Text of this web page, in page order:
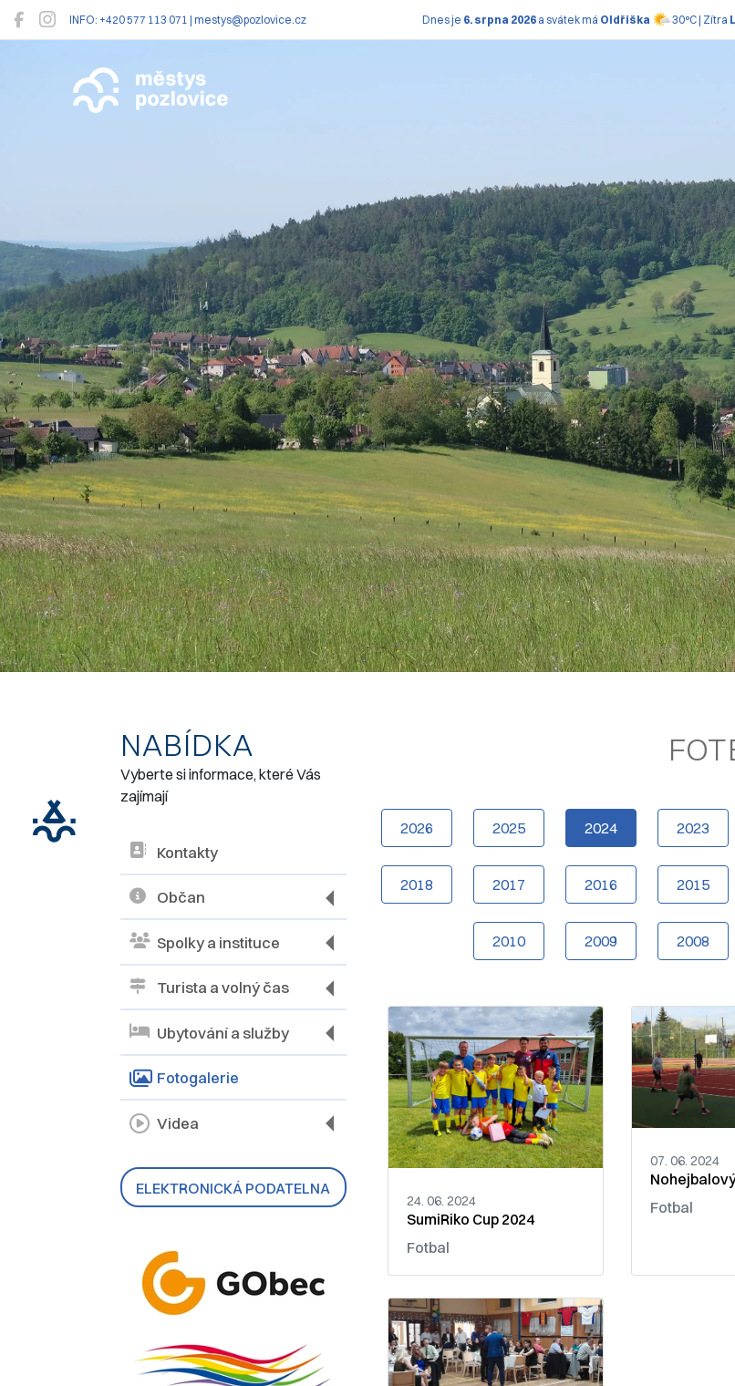
INFO: +420 577 113 071 | mestys@pozlovice.cz Dnes je 6. srpna 2026a svátek má Oldřiška 30°C | Zítra
Pozlovice
NABÍDKA
Vyberte si informace, které Vás
zajímají
Kontakty
Občan
Spolky a instituce
Turista a volný čas
Ubytování a služby
Fotogalerie
Videa
ELEKTRONICKÁ PODATELNA
2026 2025 2024 2023
2018 2017 2016 2015
2010 2009 2008
24. 06. 2024
SumiRiko Cup 2024
Fotbal
07. 06. 2024
Fotbal